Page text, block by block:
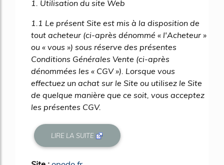
1. Utilisation du site Web
1.1 Le présent Site est mis à la disposition de
tout acheteur (ci-après dénommé « l'Acheteur »
ou « vous ») sous réserve des présentes
Conditions Générales Vente (ci-après
dénommées les « CGV »). Lorsque vous
effectuez un achat sur le Site ou utilisez le Site
de quelque manière que ce soit, vous acceptez
les présentes CGV.
LIRE LA SUITE